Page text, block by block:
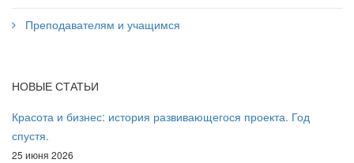
Преподавателям и учащимся
НОВЫЕ СТАТЬИ
Красота и бизнес: история развивающегося проекта. Год
спустя.
25 июня 2026